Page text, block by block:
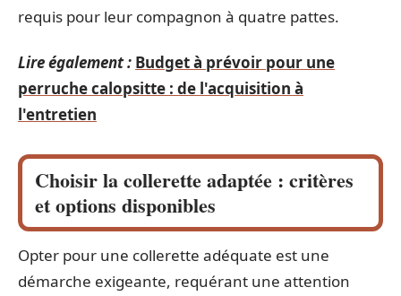
requis pour leur compagnon à quatre pattes.
Lire également : Budget à prévoir pour une
perruche calopsitte : de l'acquisition à
l'entretien
Choisir la collerette adaptée : critères
et options disponibles
Opter pour une collerette adéquate est une
démarche exigeante, requérant une attention